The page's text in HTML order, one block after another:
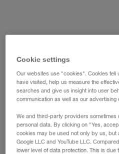
Cookie settings
Our websites use "cookies". Cookies tell
have visited, help us measure the
searches and give us insight into user
communication as well as our advertising
We and third-party providers sometimes
personal data. By clicking on "Yes,
cookies may be used not only by us,
Google LLC and YouTube LLC.
lower level of data protection. This is due